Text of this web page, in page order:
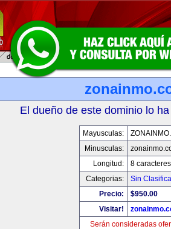
El dueño de este dominio lo
Mayusculas:
Minusculas:
Longitud:
8 caracteres
Categorias:
Sin
Precio:
$950.00
Visitar!
Serán consideradas